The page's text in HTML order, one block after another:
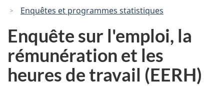
Enquêtes et programmes statistiques
Enquête sur l'emploi, la
rémunération et les
heures de travail (EERH)